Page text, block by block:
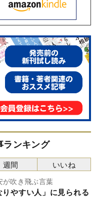
ランキング
吹き飛ぶ言葉
りやすい人」に見られる
週間 いいね